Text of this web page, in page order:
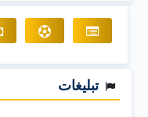
تبلیغات